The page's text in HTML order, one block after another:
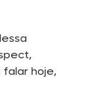
hoje,